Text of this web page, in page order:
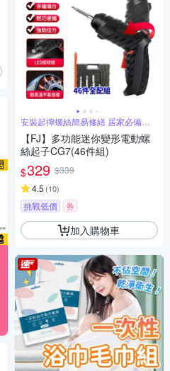
安裝起擰螺絲簡易修繕 居家必備工
具
【FJ】多功能迷你變形電動螺
絲起子CG7(46件組)
$329 $339
4.5 (10)
挑戰低價 券
加入購物車